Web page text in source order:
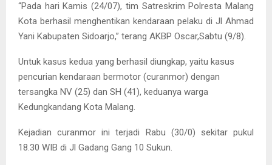
“Pada hari Kamis (24/07), tim Satreskrim Polresta Malang
Kota berhasil menghentikan kendaraan pelaku di Jl Ahmad
Yani Kabupaten Sidoarjo,” terang AKBP Oscar,Sabtu (9/8).
Untuk kasus kedua yang berhasil diungkap, yaitu kasus
pencurian kendaraan bermotor (curanmor) dengan
tersangka NV (25) dan SH (41), keduanya warga
Kedungkandang Kota Malang.
Kejadian curanmor ini terjadi Rabu (30/0) sekitar pukul
18.30 WIB di Jl Gadang Gang 10 Sukun.